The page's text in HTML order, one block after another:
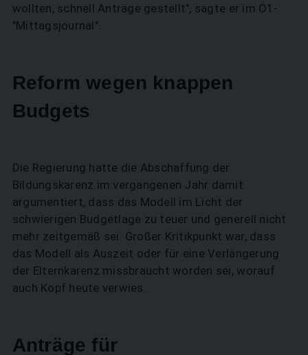
wollten, schnell Anträge gestellt", sagte er im Ö1-
"Mittagsjournal".
Reform wegen knappen
Budgets
Die Regierung hatte die Abschaffung der
Bildungskarenz im vergangenen Jahr damit
argumentiert, dass das Modell im Licht der
schwierigen Budgetlage zu teuer und generell nicht
mehr zeitgemäß sei. Großer Kritikpunkt war, dass
das Modell als Auszeit oder für eine Verlängerung
der Elternkarenz missbraucht worden sei, worauf
auch Kopf heute verwies.
Anträge für